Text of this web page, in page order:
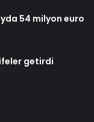
54 milyon euro
getirdi